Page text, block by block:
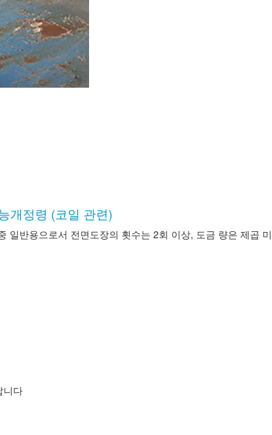
개정령 (코일 관련)
일반용으로서 전면도장의 횟수는 2회 이상, 도금 량은 제곱
니다